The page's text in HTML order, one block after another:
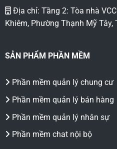
Địa chỉ: Tầng 2: Tòa nhà
Khiêm, Phường Thạnh Mỹ Tây,
SẢN PHẨM PHẦN MỀM
Phần mềm quản lý chung cư
Phần mềm quản lý bán hàng
Phần mềm quản lý nhân sự
Phần mềm chat nội bộ